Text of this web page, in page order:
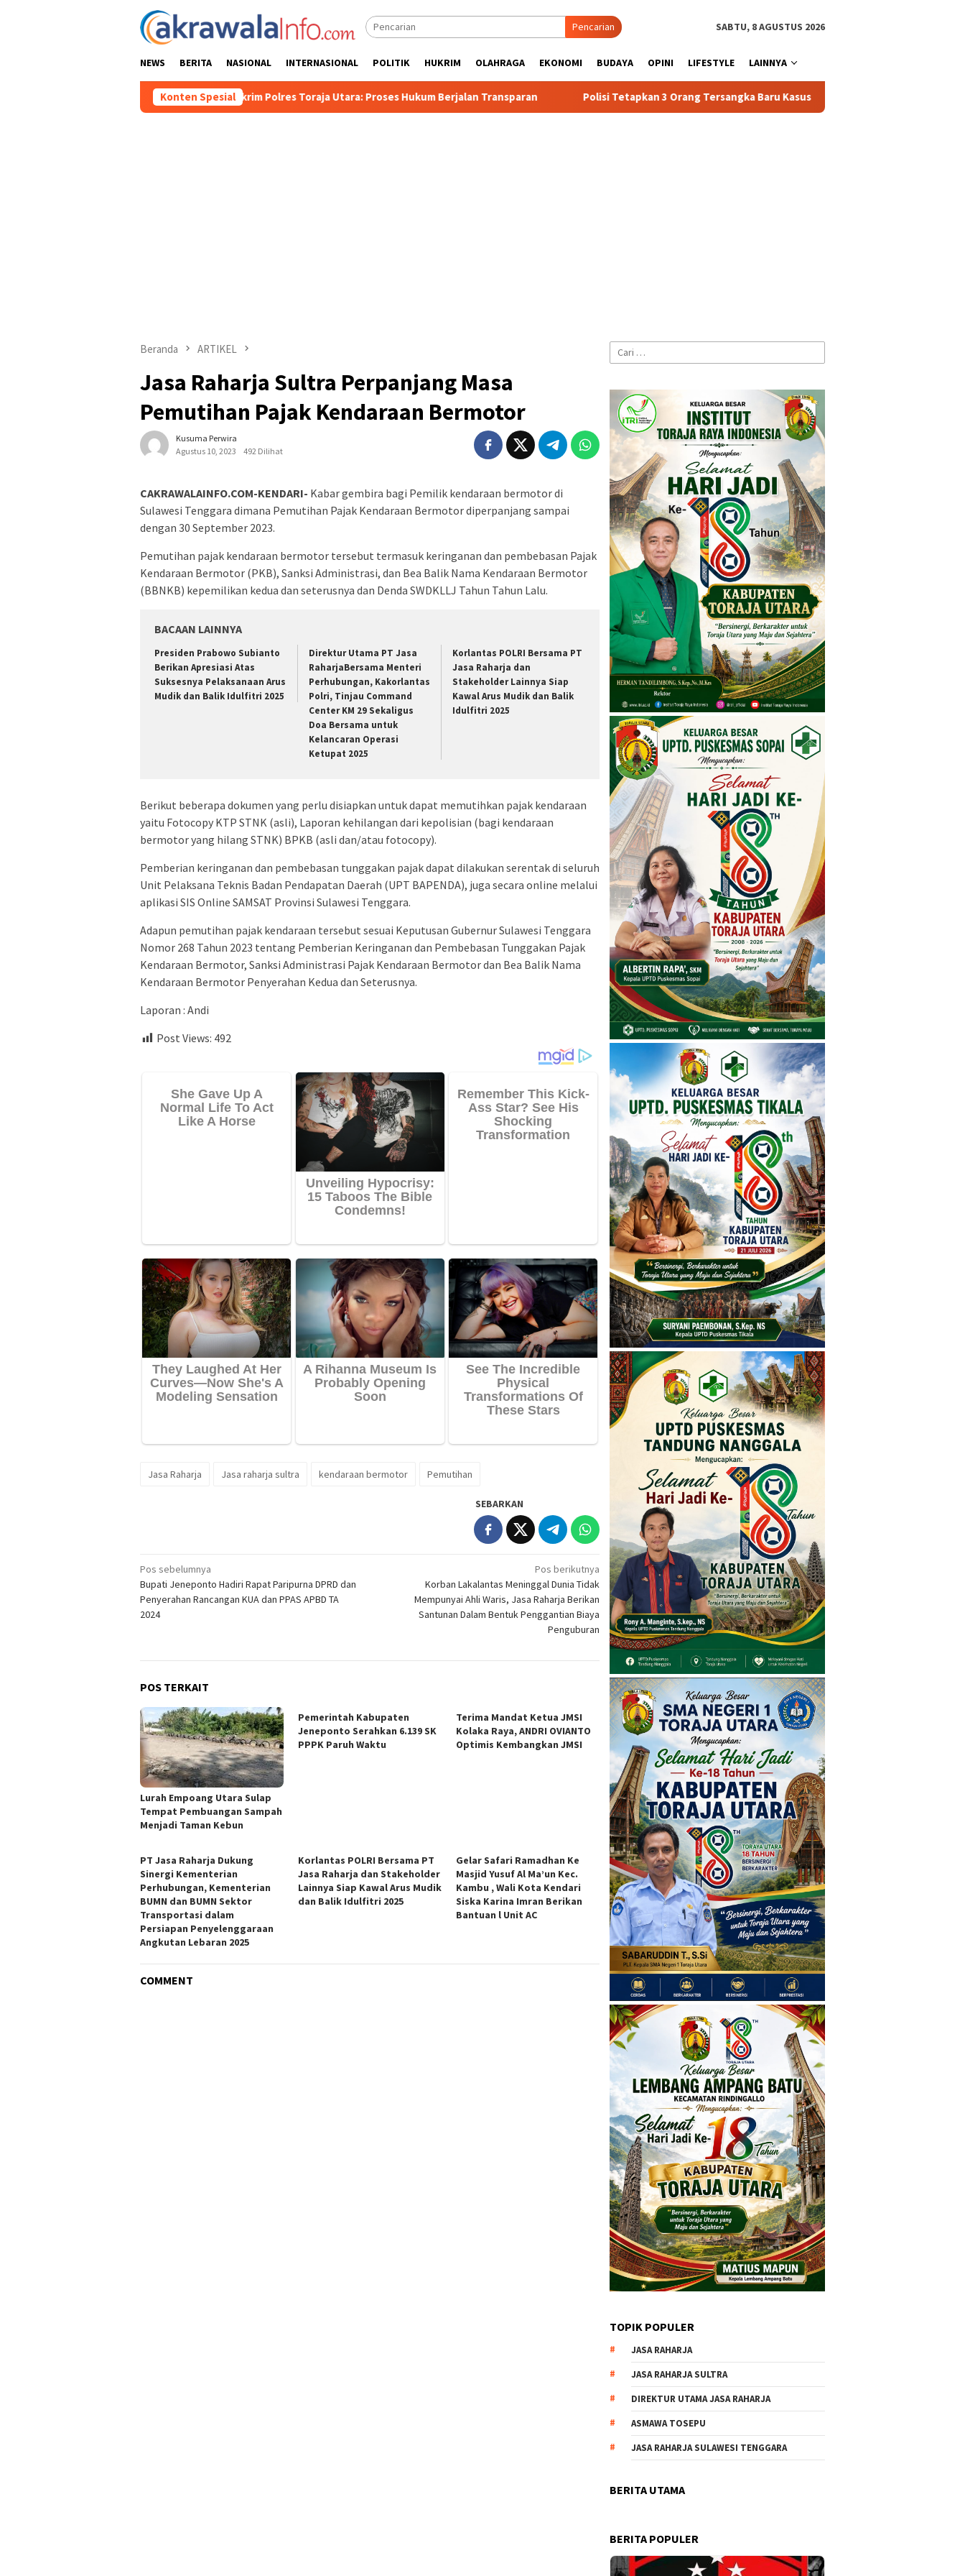
Pencarian SABTU, 8 AGUSTUS 2026
NEWS BERITA NASIONAL INTERNASIONAL POLITIK HUKRIM OLAHRAGA EKONOMI BUDAYA OPINI LIFESTYLE LAINNYA
Konten Spesial
Solar Subsidi, Kasat Reskrim Polres Toraja Utara: Proses Hukum Berjalan Transparan Polisi Tetapkan 3 Orang Tersangka Baru Kasus Penyalahgunaan BBM Subsidi di Tator
Beranda ARTIKEL
Jasa Raharja Sultra Perpanjang Masa
Pemutihan Pajak Kendaraan Bermotor
Kusuma Perwira
Agustus 10, 2023
492 Dilihat
CAKRAWALAINFO.COM-KENDARI- Kabar gembira bagi Pemilik kendaraan bermotor di
Sulawesi Tenggara dimana Pemutihan Pajak Kendaraan Bermotor diperpanjang sampai
dengan 30 September 2023.
Pemutihan pajak kendaraan bermotor tersebut termasuk keringanan dan pembebasan Pajak
Kendaraan Bermotor (PKB), Sanksi Administrasi, dan Bea Balik Nama Kendaraan Bermotor
(BBNKB) kepemilikan kedua dan seterusnya dan Denda SWDKLLJ Tahun Tahun Lalu.
BACAAN LAINNYA
Presiden Prabowo Subianto
Berikan Apresiasi Atas
Suksesnya Pelaksanaan Arus
Mudik dan Balik Idulfitri 2025
Direktur Utama PT Jasa
RaharjaBersama Menteri
Perhubungan, Kakorlantas
Polri, Tinjau Command
Center KM 29 Sekaligus
Doa Bersama untuk
Kelancaran Operasi
Ketupat 2025
Korlantas POLRI Bersama PT
Jasa Raharja dan
Stakeholder Lainnya Siap
Kawal Arus Mudik dan Balik
Idulfitri 2025
Berikut beberapa dokumen yang perlu disiapkan untuk dapat memutihkan pajak kendaraan
yaitu Fotocopy KTP STNK (asli), Laporan kehilangan dari kepolisian (bagi kendaraan
bermotor yang hilang STNK) BPKB (asli dan/atau fotocopy).
Pemberian keringanan dan pembebasan tunggakan pajak dapat dilakukan serentak di seluruh
Unit Pelaksana Teknis Badan Pendapatan Daerah (UPT BAPENDA), juga secara online melalui
aplikasi SIS Online SAMSAT Provinsi Sulawesi Tenggara.
Adapun pemutihan pajak kendaraan tersebut sesuai Keputusan Gubernur Sulawesi Tenggara
Nomor 268 Tahun 2023 tentang Pemberian Keringanan dan Pembebasan Tunggakan Pajak
Kendaraan Bermotor, Sanksi Administrasi Pajak Kendaraan Bermotor dan Bea Balik Nama
Kendaraan Bermotor Penyerahan Kedua dan Seterusnya.
Laporan : Andi
Post Views: 492
Jasa Raharja Jasa raharja sultra kendaraan bermotor Pemutihan
SEBARKAN
Navigasi
pos
Pos sebelumnya
Bupati Jeneponto Hadiri Rapat Paripurna DPRD dan
Penyerahan Rancangan KUA dan PPAS APBD TA
2024
Pos berikutnya
Korban Lakalantas Meninggal Dunia Tidak
Mempunyai Ahli Waris, Jasa Raharja Berikan
Santunan Dalam Bentuk Penggantian Biaya
Penguburan
POS TERKAIT
Lurah Empoang Utara Sulap
Tempat Pembuangan Sampah
Menjadi Taman Kebun
Pemerintah Kabupaten
Jeneponto Serahkan 6.139 SK
PPPK Paruh Waktu
Terima Mandat Ketua JMSI
Kolaka Raya, ANDRI OVIANTO
Optimis Kembangkan JMSI
PT Jasa Raharja Dukung
Sinergi Kementerian
Perhubungan, Kementerian
BUMN dan BUMN Sektor
Transportasi dalam
Persiapan Penyelenggaraan
Angkutan Lebaran 2025
Korlantas POLRI Bersama PT
Jasa Raharja dan Stakeholder
Lainnya Siap Kawal Arus Mudik
dan Balik Idulfitri 2025
Gelar Safari Ramadhan Ke
Masjid Yusuf Al Ma’un Kec.
Kambu , Wali Kota Kendari
Siska Karina Imran Berikan
Bantuan l Unit AC
COMMENT
Cari
untuk:
TOPIK POPULER
JASA RAHARJA
JASA RAHARJA SULTRA
DIREKTUR UTAMA JASA RAHARJA
ASMAWA TOSEPU
JASA RAHARJA SULAWESI TENGGARA
BERITA UTAMA
BERITA POPULER